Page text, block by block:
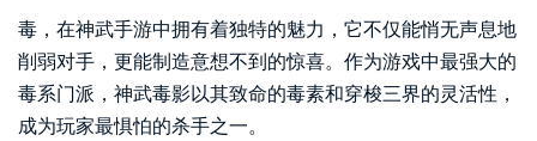
毒，在神武手游中拥有着独特的魅力，它不仅能悄无声息地
削弱对手，更能制造意想不到的惊喜。作为游戏中最强大的
毒系门派，神武毒影以其致命的毒素和穿梭三界的灵活性，
成为玩家最惧怕的杀手之一。